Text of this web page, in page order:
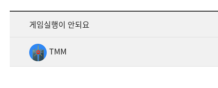
게임실행이 안되요
TMM